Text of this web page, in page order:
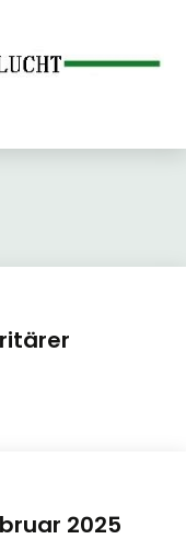
2025